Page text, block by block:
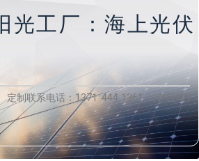
光工厂：海上光伏
定制联系电话：1371 444 1361 （李经理）